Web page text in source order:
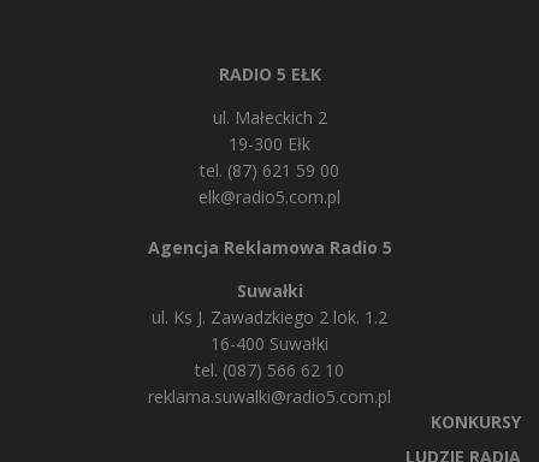
RADIO 5 EŁK
ul. Małeckich 2
19-300 Ełk
tel. (87) 621 59 00
elk@radio5.com.pl
Agencja Reklamowa Radio 5
Suwałki
ul. Ks J. Zawadzkiego 2 lok. 1.2
16-400 Suwałki
tel. (087) 566 62 10
reklama.suwalki@radio5.com.pl
KONKURSY
LUDZIE RADIA